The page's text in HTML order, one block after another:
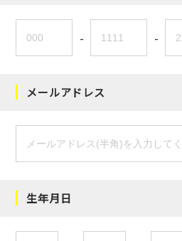
- -
メールアドレス
生年月日